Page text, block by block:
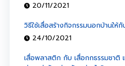
20/11/2021
วิธีใช้เสื่อสร้างกิจกรรมนอกบ้านให้
24/10/2021
เสื่อพลาสติก กับ เสื่อกกธรรมชาติ